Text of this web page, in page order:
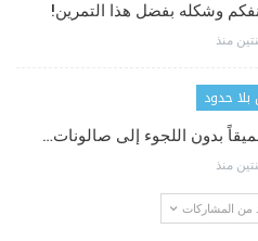
وشكله بفضل هذا التمرين!
منذ
بلا حدود
بدون اللجوء إلى صالونات…
منذ
من المشاركات